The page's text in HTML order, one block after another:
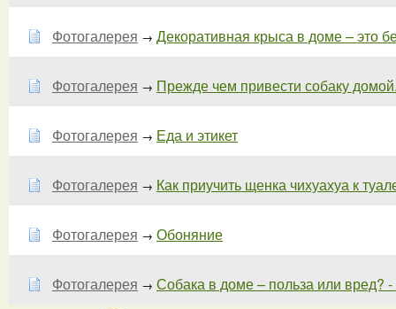
Фотогалерея → Декоративная крыса в доме – это
Фотогалерея → Прежде чем привести собаку
Фотогалерея → Еда и этикет
Фотогалерея → Как приучить щенка чихуахуа к
Фотогалерея → Обоняние
Фотогалерея → Собака в доме – польза или вред? -